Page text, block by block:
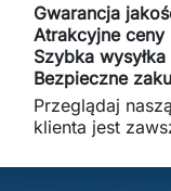
Gwarancja
Atrakcyjne ceny
Szybka wysyłka
Bezpieczne
Przeglądaj
klienta jest